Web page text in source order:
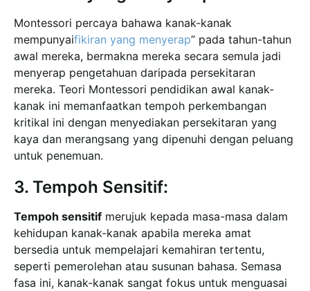
Montessori percaya bahawa kanak-kanak
mempunyaifikiran yang menyerap” pada tahun-tahun
awal mereka, bermakna mereka secara semula jadi
menyerap pengetahuan daripada persekitaran
mereka. Teori Montessori pendidikan awal kanak-
kanak ini memanfaatkan tempoh perkembangan
kritikal ini dengan menyediakan persekitaran yang
kaya dan merangsang yang dipenuhi dengan peluang
untuk penemuan.
3. Tempoh Sensitif:
Tempoh sensitif merujuk kepada masa-masa dalam
kehidupan kanak-kanak apabila mereka amat
bersedia untuk mempelajari kemahiran tertentu,
seperti pemerolehan atau susunan bahasa. Semasa
fasa ini, kanak-kanak sangat fokus untuk menguasai